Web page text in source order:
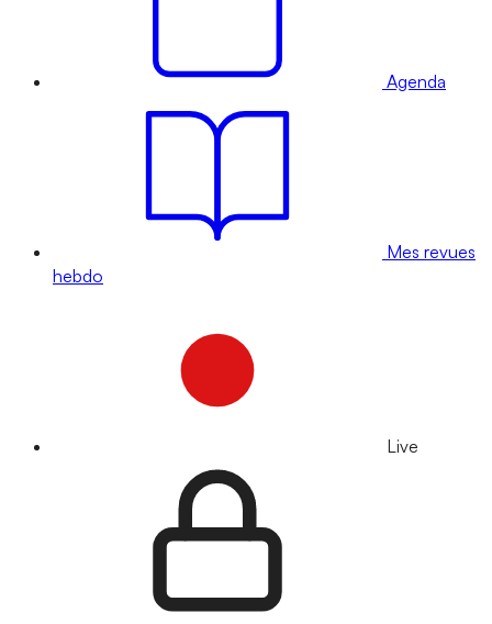
Agenda
Mes revues
hebdo
Live